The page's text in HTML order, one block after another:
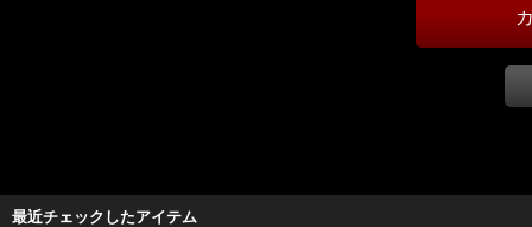
最近チェックしたアイテム